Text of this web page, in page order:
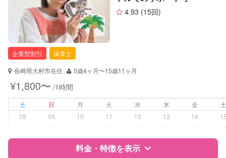
資格
自治体届出済ベビーシッター
保育士
幼稚園教諭
対応可能/特徴
早朝対応
病児対応 病児、病後児、ともに不可
なし
4.93 (15回)
企業型割引
保育士
長崎県大村市在住
0歳4ヶ月〜15歳11ヶ月
¥1,800〜 /1時間
土 日 月 火 水 木 金
08
09 10 11 12 13 14
料金・特徴を表示